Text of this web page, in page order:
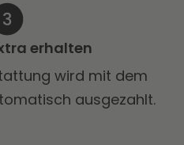
erhalten
wird mit dem
ausgezahlt.